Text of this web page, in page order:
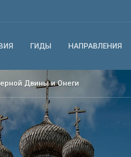
ГИДЫ НАПРАВЛЕНИЯ
Двины и Онеги